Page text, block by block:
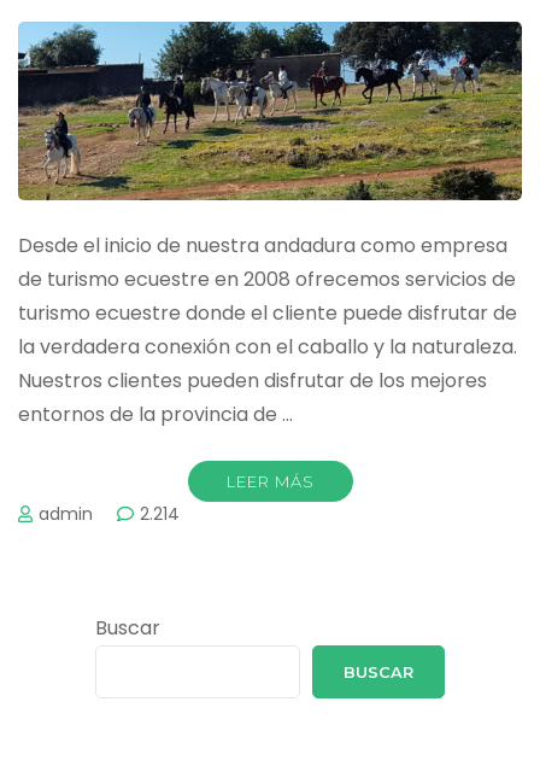
Desde el inicio de nuestra andadura como empresa
de turismo ecuestre en 2008 ofrecemos servicios de
turismo ecuestre donde el cliente puede disfrutar de
la verdadera conexión con el caballo y la naturaleza.
Nuestros clientes pueden disfrutar de los mejores
entornos de la provincia de …
LEER MÁS
admin 2.214
Buscar
BUSCAR